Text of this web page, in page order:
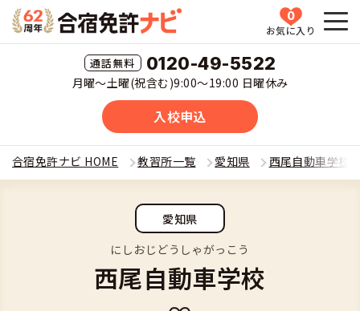
0
お気に入り
0120-49-5522
月曜〜土曜(祝含む)9:00〜19:00 日曜休み
入校申込
HOME
教習所一覧
運転免許の種類(車種)を選ぶ
普通二輪
合宿免許とは
合宿免許に役立つ情報
合宿免許ナビ HOME 教習所一覧 愛知県 西尾自動車学校
愛知県
にしおじどうしゃがっこう
西尾自動車学校